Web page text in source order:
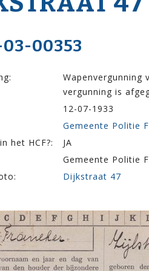
00353
Wapenvergunning
vergunning is
12-07-1933
Gemeente Politie
het HCF?:
JA
Gemeente Politie
Dijkstraat 47